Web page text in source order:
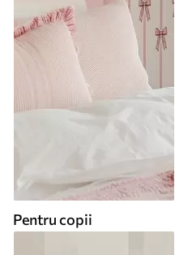
Pentru copii